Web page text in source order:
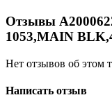
Отзывы
1053,MAIN
Нет отзывов об этом
Написать отзыв